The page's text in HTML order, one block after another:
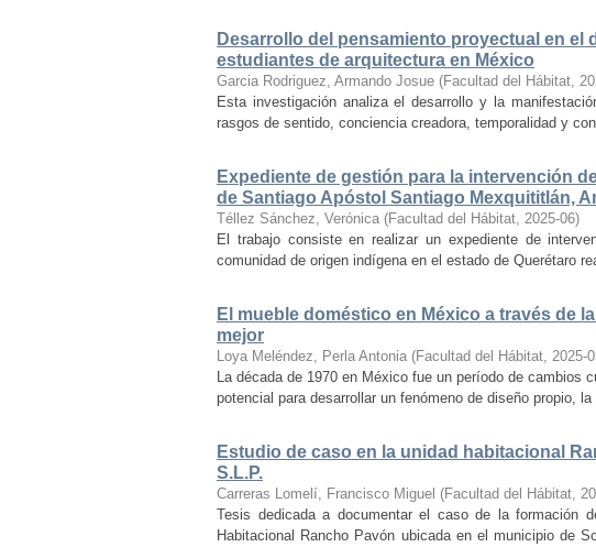
Desarrollo del pensamiento proyectual en el
estudiantes de arquitectura en México
Garcia Rodriguez, Armando Josue (Facultad del Hábitat,
Esta investigación analiza el desarrollo y la
rasgos de sentido, conciencia creadora, temporalidad y
Expediente de gestión para la intervención
de Santiago Apóstol Santiago Mexquititlán,
Téllez Sánchez, Verónica (Facultad del Hábitat, 2025-06)
El trabajo consiste en realizar un expediente de
comunidad de origen indígena en el estado de Querétaro
El mueble doméstico en México a través de
mejor
Loya Meléndez, Perla Antonia (Facultad del Hábitat, 2025-
La década de 1970 en México fue un período de cambios
potencial para desarrollar un fenómeno de diseño propio,
Estudio de caso en la unidad habitacional
S.L.P.
Carreras Lomelí, Francisco Miguel (Facultad del Hábitat,
Tesis dedicada a documentar el caso de la formación
Habitacional Rancho Pavón ubicada en el municipio de